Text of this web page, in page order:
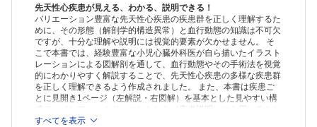
7-4：Fallot四徴症/肺動脈閉鎖/主要体肺側副血行
7-5：Fallot四徴症/肺動脈弁欠損
8-1：完全型房室中隔欠損（完全型心内膜床欠損）
8-2：完全型房室中隔欠損、術後肺高血圧クリーゼ
9：不完全型房室中隔欠損
10：完全型房室中隔欠損＋Fallot四徴症
11-1：総肺静脈還流異常①
11-2：総肺静脈還流異常②
12：部分肺静脈還流異常
13：右室二腔症
先天性心疾患が見える、わかる、説明できる！
バリエーション豊富な先天性心疾患の疾患群を正しく理解するた
めに、その形態（解剖学的構造異常）と血行動態の知識は不可欠
ですが、十分な理解や説明には視覚的要素が欠かせません。 そ
こで本書では、経験豊富な小児心臓外科医が自ら描いたイラスト
レーションによる図解剖を通して、血行動態やその手術法を視覚
的にわかりやすく解説することで、先天性心疾患の多様な疾患群
を正しく理解できるよう作成されました。 また、本書は疾患ご
とに見開き1ページ（左解説・右図解）を基本とした見やすい構
成で、インフォームド・コンセント（患者説明）にも用いること
ができるよう、疾患別のイラストをPDFファイルとして特設サイ
すべてを表示